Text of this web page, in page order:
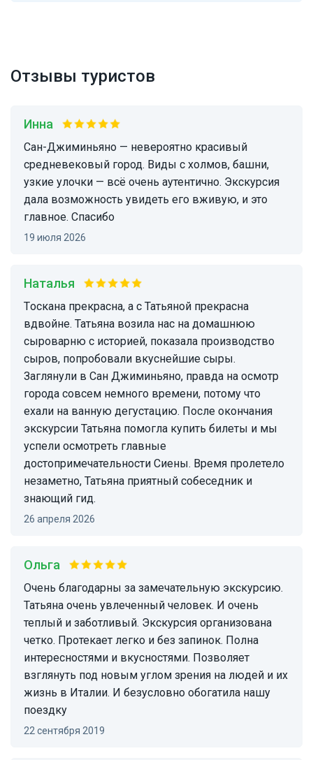
Отзывы туристов
Инна
Сан-Джиминьяно — невероятно красивый
средневековый город. Виды с холмов, башни,
узкие улочки — всё очень аутентично. Экскурсия
дала возможность увидеть его вживую, и это
главное. Спасибо
19 июля 2026
Наталья
Тоскана прекрасна, а с Татьяной прекрасна
вдвойне. Татьяна возила нас на домашнюю
сыроварню с историей, показала производство
сыров, попробовали вкуснейшие сыры.
Заглянули в Сан Джиминьяно, правда на осмотр
города совсем немного времени, потому что
ехали на ванную дегустацию. После окончания
экскурсии Татьяна помогла купить билеты и мы
успели осмотреть главные
достопримечательности Сиены. Время пролетело
незаметно, Татьяна приятный собеседник и
знающий гид.
26 апреля 2026
Ольга
Очень благодарны за замечательную экскурсию.
Татьяна очень увлеченный человек. И очень
теплый и заботливый. Экскурсия организована
четко. Протекает легко и без запинок. Полна
интересностями и вкусностями. Позволяет
взглянуть под новым углом зрения на людей и их
жизнь в Италии. И безусловно обогатила нашу
поездку
22 сентября 2019